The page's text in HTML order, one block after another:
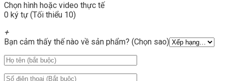
Chọn hình hoặc video thực tế
0 ký tự (Tối thiểu 10)
+
Bạn cảm thấy thế nào về sản phẩm? (Chọn sao)